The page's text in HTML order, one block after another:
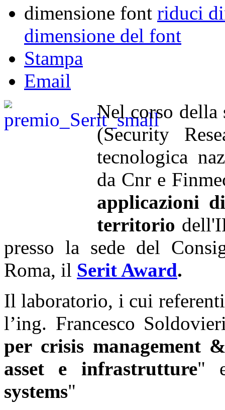
dimensione font riduci
dimensione del font
Stampa
Email
Nel corso della
(Security
tecnologica
da Cnr e
applicazioni
territorio
presso la sede del
Roma, il Serit Award.
Il laboratorio, i cui
l’ing. Francesco
per crisis management
asset e infrastrutture"
systems"